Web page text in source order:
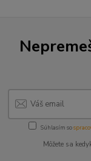
Súhlasím so
Môžete sa